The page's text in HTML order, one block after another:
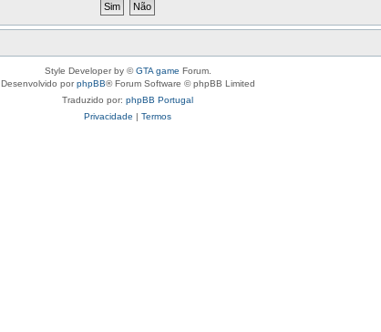
Style Developer by ©GTA game Forum.
Desenvolvido porphpBB® Forum Software © phpBB Limited
Traduzido por: phpBB Portugal
Privacidade | Termos